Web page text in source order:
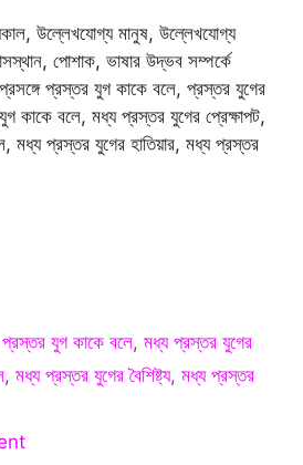
উল্লেখযোগ্য মানুষ, উল্লেখযোগ্য
পোশাক, ভাষার উদ্ভব সম্পর্কে
প্রস্তর যুগ কাকে বলে, প্রস্তর যুগের
কাকে বলে, মধ্য প্রস্তর যুগের প্রেক্ষাপট,
মধ্য প্রস্তর যুগের হাতিয়ার, মধ্য প্রস্তর
যুগ কাকে বলে,মধ্য প্রস্তর যুগের
, মধ্য প্রস্তর যুগের বৈশিষ্ট্য, মধ্য প্রস্তর